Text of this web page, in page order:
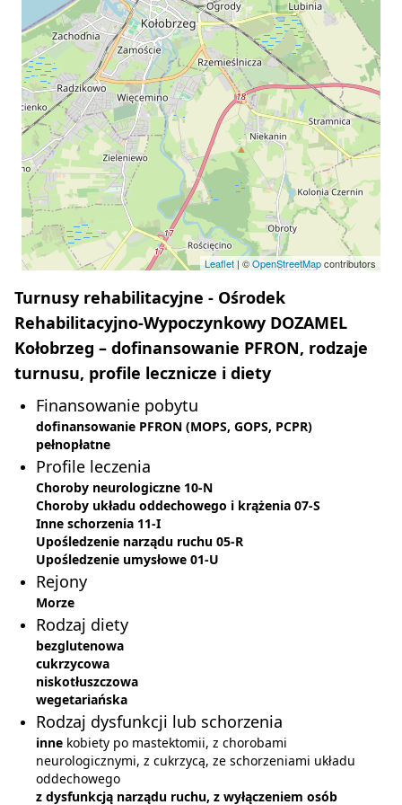
Leaflet | ©OpenStreetMapcontributors
Turnusy rehabilitacyjne - Ośrodek
Rehabilitacyjno-Wypoczynkowy DOZAMEL
Kołobrzeg – dofinansowanie PFRON, rodzaje
turnusu, profile lecznicze i diety
Finansowanie pobytu
dofinansowanie PFRON (MOPS, GOPS, PCPR)
pełnopłatne
Profile leczenia
Choroby neurologiczne 10-N
Choroby układu oddechowego i krążenia 07-S
Inne schorzenia 11-I
Upośledzenie narządu ruchu 05-R
Upośledzenie umysłowe 01-U
Rejony
Morze
Rodzaj diety
bezglutenowa
cukrzycowa
niskotłuszczowa
wegetariańska
Rodzaj dysfunkcji lub schorzenia
inne kobiety po mastektomii, z chorobami
neurologicznymi, z cukrzycą, ze schorzeniami układu
oddechowego
z dysfunkcją narządu ruchu, z wyłączeniem osób